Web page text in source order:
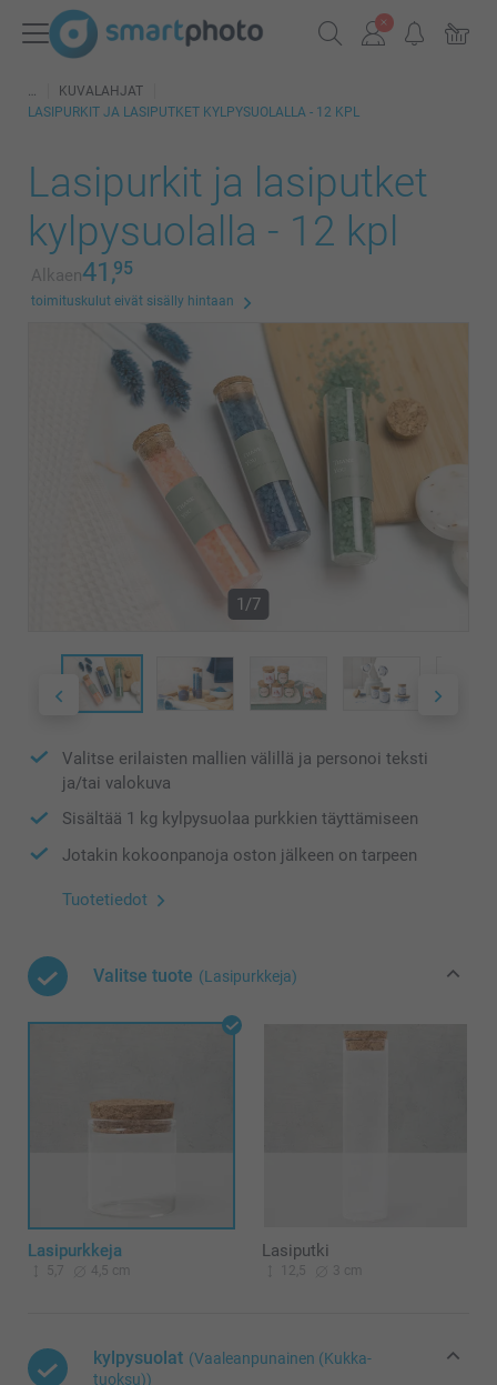
KUVALAHJAT
LASIPURKIT JA LASIPUTKET KYLPYSUOLALLA - 12 KPL
Lasipurkit ja lasiputket
kylpysuolalla - 12 kpl
Alkaen41,95
toimituskulut eivät sisälly hintaan
1/7
Valitse erilaisten mallien välillä ja personoi teksti
ja/tai valokuva
Sisältää 1 kg kylpysuolaa purkkien täyttämiseen
Jotakin kokoonpanoja oston jälkeen on tarpeen
Tuotetiedot
Valitse tuote (Lasipurkkeja)
Lasipurkkeja
5,7 4,5 cm
Lasiputki
12,5 3 cm
kylpysuolat (Vaaleanpunainen (Kukka-
tuoksu))